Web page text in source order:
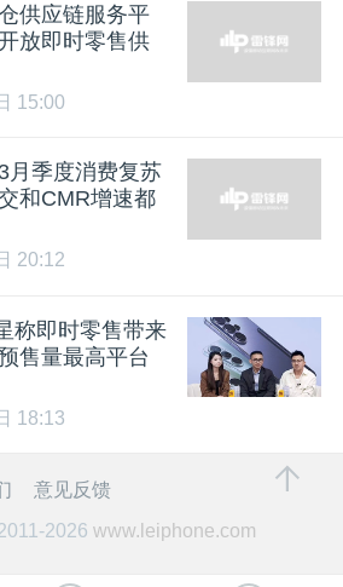
供应链服务平
放即时零售供
15:00
月季度消费复苏
和CMR增速都
20:12
称即时零售带来
售量最高平台
18:13
意见反馈
2026 www.leiphone.com